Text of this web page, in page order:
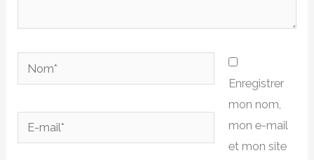
Nom*
E-
mail*
Enregistrer
mon nom,
mon e-mail
et mon site